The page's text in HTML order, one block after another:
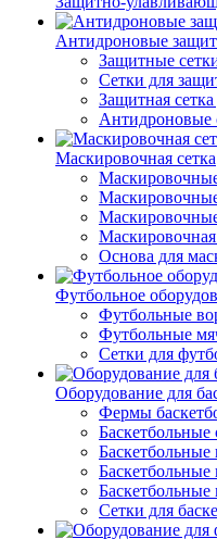
Антидроновые
Защитные
Сетки для
Защитная сетка
Антидроновые
Маскировочная сетка
Маскировочная
Основа для
Футбольное
Футбольные
Футбольные
Сетки для
Оборудование для
Фермы
Баскетбольные
Баскетбольные
Баскетбольные
Сетки для